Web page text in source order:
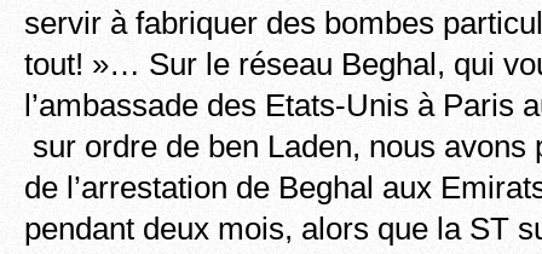
servir à fabriquer des bombes
tout! »… Sur le réseau Beghal, qui
l’ambassade des Etats-Unis à Paris
sur ordre de ben Laden, nous avons
de l’arrestation de Beghal aux
pendant deux mois, alors que la ST